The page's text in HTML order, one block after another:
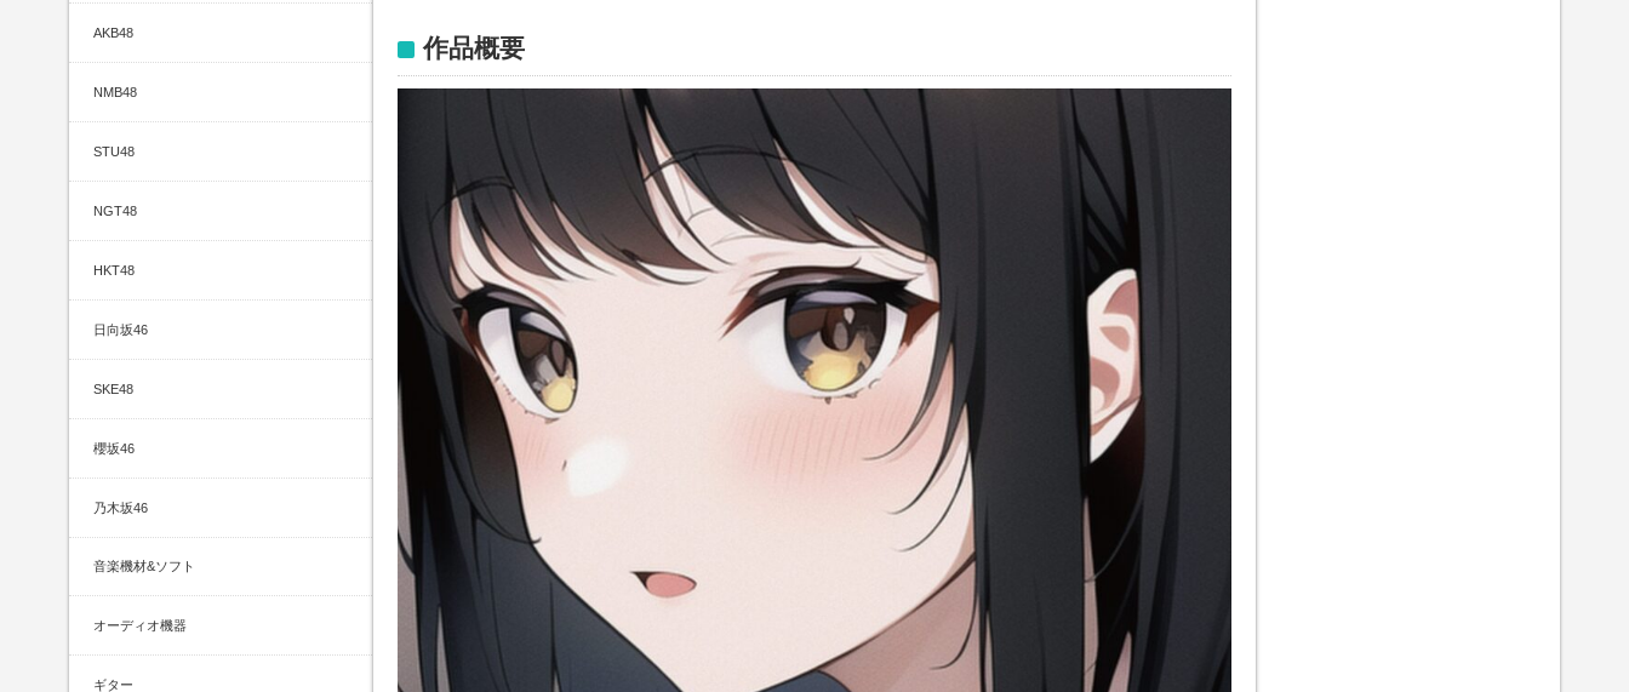
作品概要
AKB48
NMB48
STU48
NGT48
HKT48
日向坂46
SKE48
櫻坂46
乃木坂46
音楽機材&ソフト
オーディオ機器
ギター